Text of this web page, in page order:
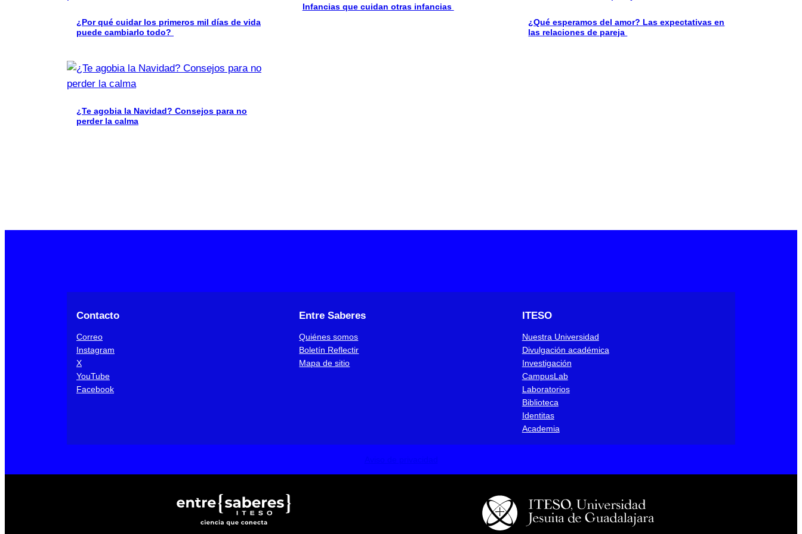
¿Por qué cuidar los primeros mil días de vida
puede cambiarlo todo?
Infancias que cuidan otras infancias
¿Qué esperamos del amor? Las expectativas en
las relaciones de pareja
¿Te agobia la Navidad? Consejos para no
perder la calma
Contacto
Correo
Instagram
X
YouTube
Facebook
Entre Saberes
Quiénes somos
Boletín Reflectir
Mapa de sitio
ITESO
Nuestra Universidad
Divulgación académica
Investigación
CampusLab
Laboratorios
Biblioteca
Identitas
Academia